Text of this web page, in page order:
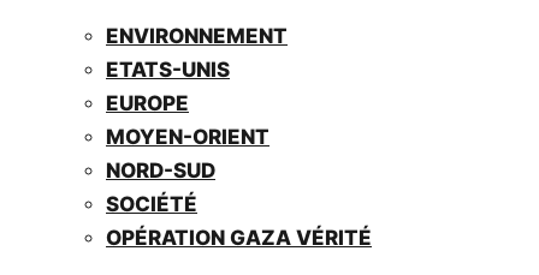
ENVIRONNEMENT
ETATS-UNIS
EUROPE
MOYEN-ORIENT
NORD-SUD
SOCIÉTÉ
OPÉRATION GAZA VÉRITÉ